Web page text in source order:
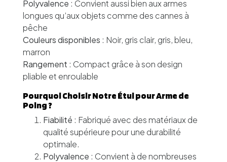
Polyvalence : Convient aussi bien aux armes
longues qu’aux objets comme des cannes à
pêche
Couleurs disponibles : Noir, gris clair, gris, bleu,
marron
Rangement : Compact grâce à son design
pliable et enroulable
Pourquoi Choisir Notre Étui pour Arme de
Poing ?
Fiabilité : Fabriqué avec des matériaux de
qualité supérieure pour une durabilité
optimale.
Polyvalence : Convient à de nombreuses